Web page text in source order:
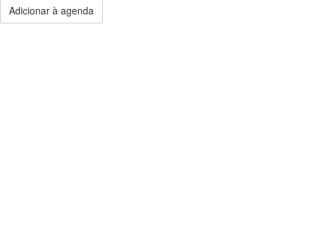
Adicionar à agenda